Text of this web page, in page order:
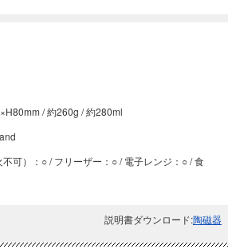
/ 約260g / 約280ml
可）：○ / フリーザー：○ / 電子レンジ：○ / 食
説明書ダウンロード:陶磁器